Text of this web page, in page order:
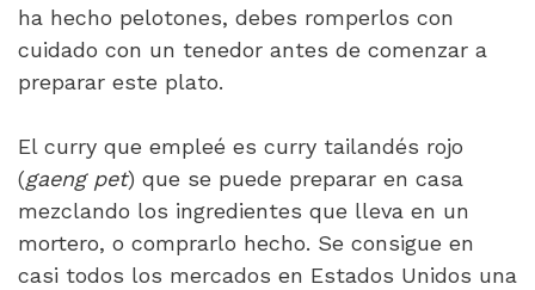
ha hecho pelotones, debes romperlos con
cuidado con un tenedor antes de comenzar a
preparar este plato.
El curry que empleé es curry tailandés rojo
(gaeng pet) que se puede preparar en casa
mezclando los ingredientes que lleva en un
mortero, o comprarlo hecho. Se consigue en
casi todos los mercados en Estados Unidos una